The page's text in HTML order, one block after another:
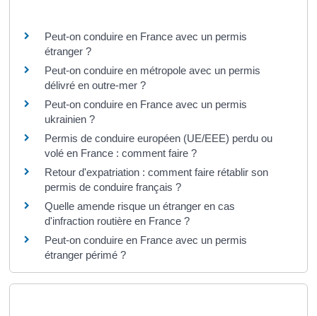
Peut-on conduire en France avec un permis
étranger ?
Peut-on conduire en métropole avec un permis
délivré en outre-mer ?
Peut-on conduire en France avec un permis
ukrainien ?
Permis de conduire européen (UE/EEE) perdu ou
volé en France : comment faire ?
Retour d'expatriation : comment faire rétablir son
permis de conduire français ?
Quelle amende risque un étranger en cas
d'infraction routière en France ?
Peut-on conduire en France avec un permis
étranger périmé ?